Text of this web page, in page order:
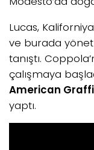
Lucas,
ve burada
tanıştı.
çalışmaya
American
yaptı.